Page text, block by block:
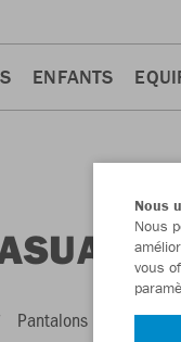
ENFANTS
Pantalons
Nous
Nous
vous